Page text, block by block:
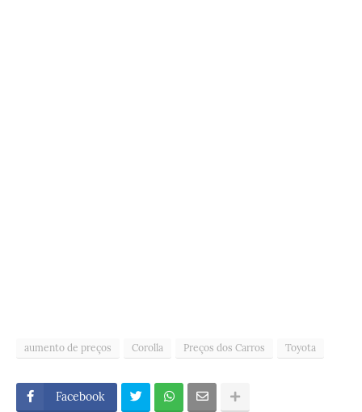
aumento de preços Corolla Preços dos Carros Toyota
Facebook